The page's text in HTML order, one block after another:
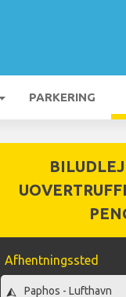
PARKERING
Afhentningssted